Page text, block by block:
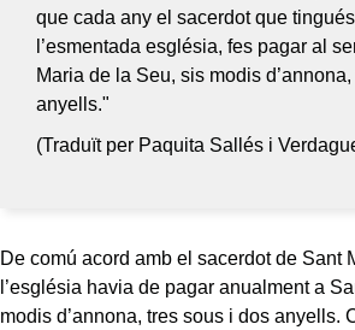
que cada any el sacerdot que
l’esmentada església, fes pagar al
Maria de la Seu, sis modis
anyells."
(Traduït per Paquita Sallés i
De comú acord amb el sacerdot de Sant
l’església havia de pagar anualment a
modis d’annona, tres sous i dos anyells.